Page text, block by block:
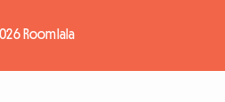
Roomlala